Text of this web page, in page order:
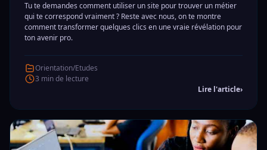
Tu te demandes comment utiliser un site pour trouver un métier
qui te correspond vraiment ? Reste avec nous, on te montre
comment transformer quelques clics en une vraie révélation pour
ton avenir pro.
Orientation/Etudes
3 min de lecture
Lire l'article›